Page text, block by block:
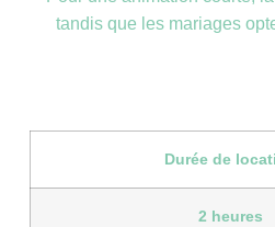
tandis que les mariages
Durée de
2 heures